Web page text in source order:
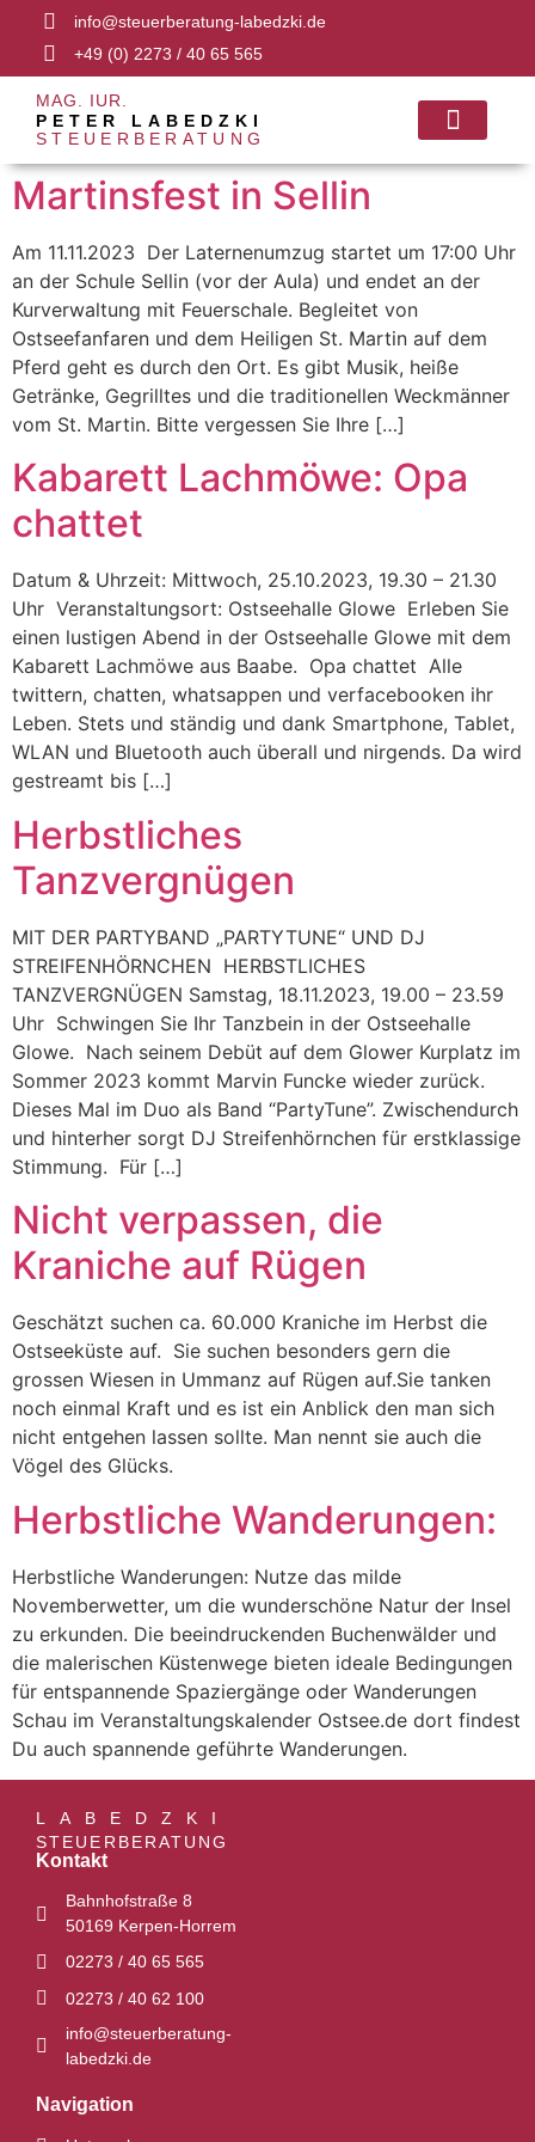
info@steuerberatung-labedzki.de
+49 (0) 2273 / 40 65 565
MAG. IUR.
PETER LABEDZKI
STEUERBERATUNG
Martinsfest in Sellin
Am 11.11.2023 Der Laternenumzug startet um 17:00 Uhr
an der Schule Sellin (vor der Aula) und endet an der
Kurverwaltung mit Feuerschale. Begleitet von
Ostseefanfaren und dem Heiligen St. Martin auf dem
Pferd geht es durch den Ort. Es gibt Musik, heiße
Getränke, Gegrilltes und die traditionellen Weckmänner
vom St. Martin. Bitte vergessen Sie Ihre […]
Kabarett Lachmöwe: Opa
chattet
Datum & Uhrzeit: Mittwoch, 25.10.2023, 19.30 – 21.30
Uhr Veranstaltungsort: Ostseehalle Glowe Erleben Sie
einen lustigen Abend in der Ostseehalle Glowe mit dem
Kabarett Lachmöwe aus Baabe. Opa chattet Alle
twittern, chatten, whatsappen und verfacebooken ihr
Leben. Stets und ständig und dank Smartphone, Tablet,
WLAN und Bluetooth auch überall und nirgends. Da wird
gestreamt bis […]
Herbstliches
Tanzvergnügen
MIT DER PARTYBAND „PARTYTUNE“ UND DJ
STREIFENHÖRNCHEN HERBSTLICHES
TANZVERGNÜGEN Samstag, 18.11.2023, 19.00 – 23.59
Uhr Schwingen Sie Ihr Tanzbein in der Ostseehalle
Glowe. Nach seinem Debüt auf dem Glower Kurplatz im
Sommer 2023 kommt Marvin Funcke wieder zurück.
Dieses Mal im Duo als Band “PartyTune”. Zwischendurch
und hinterher sorgt DJ Streifenhörnchen für erstklassige
Stimmung. Für […]
Nicht verpassen, die
Kraniche auf Rügen
Geschätzt suchen ca. 60.000 Kraniche im Herbst die
Ostseeküste auf. Sie suchen besonders gern die
grossen Wiesen in Ummanz auf Rügen auf.Sie tanken
noch einmal Kraft und es ist ein Anblick den man sich
nicht entgehen lassen sollte. Man nennt sie auch die
Vögel des Glücks.
Herbstliche Wanderungen:
Herbstliche Wanderungen: Nutze das milde
Novemberwetter, um die wunderschöne Natur der Insel
zu erkunden. Die beeindruckenden Buchenwälder und
die malerischen Küstenwege bieten ideale Bedingungen
für entspannende Spaziergänge oder Wanderungen
Schau im Veranstaltungskalender Ostsee.de dort findest
Du auch spannende geführte Wanderungen.
LABEDZKI
STEUERBERATUNG
Kontakt
Bahnhofstraße 8
50169 Kerpen-Horrem
02273 / 40 65 565
02273 / 40 62 100
info@steuerberatung-
labedzki.de
Navigation